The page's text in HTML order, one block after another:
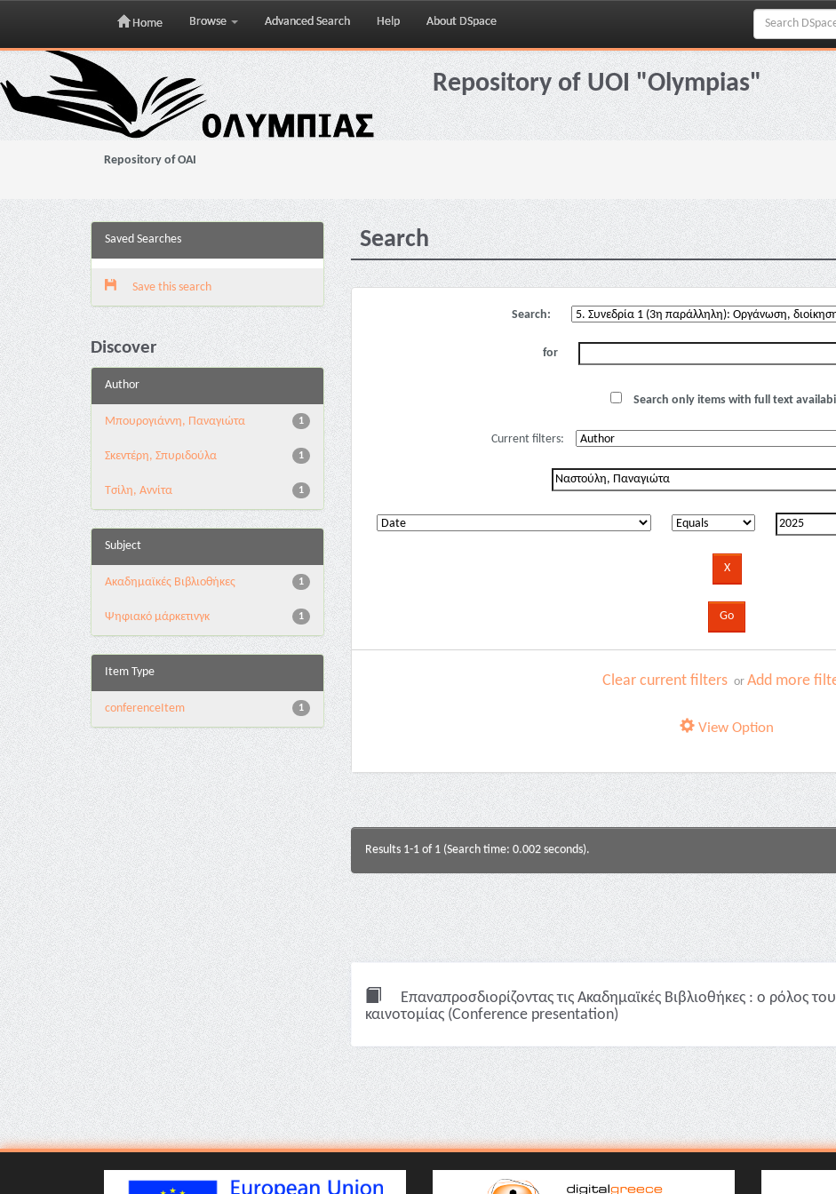
Skip
navigation
Home Browse Advanced Search Help About DSpace
Repository of UOI "Olympias"
Repository of OAI
Saved Searches
Save this search
Discover
Author
1
Μπουρογιάννη, Παναγιώτα
1
Σκεντέρη, Σπυριδούλα
1
Τσίλη, Αννίτα
Subject
1
Ακαδημαϊκές Βιβλιοθήκες
1
Ψηφιακό μάρκετινγκ
Item Type
1
conferenceItem
Search
Search:
for
Search only items with full text
Current filters:
Clear current filters orAdd more
View Option
Results 1-1 of 1 (Search time: 0.002 seconds).
Επαναπροσδιορίζοντας τις Ακαδημαϊκές Βιβλιοθήκες : ο ρόλος
καινοτομίας (Conference presentation)